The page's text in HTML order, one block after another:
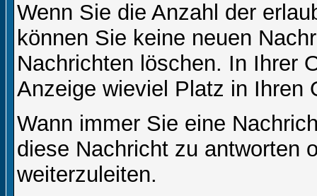
Wenn Sie die Anzahl der
können Sie keine neuen
Nachrichten löschen. In Ihrer
Anzeige wieviel Platz in Ihren
Wann immer Sie eine
diese Nachricht zu antworten
weiterzuleiten.